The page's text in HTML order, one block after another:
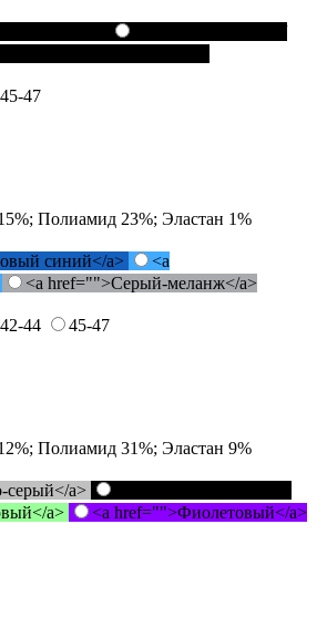
45-47
Полиамид 23%; Эластан 1%
синий</a>
<a
<a href="">Серый-меланж</a>
42-44
45-47
Полиамид 31%; Эластан 9%
серый</a>
a>
<a href="">Фиолетовый</a>